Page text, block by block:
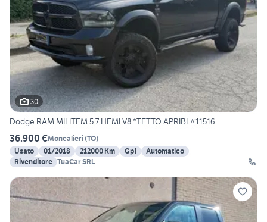
30
Dodge RAM MILITEM 5.7 HEMI V8 *TETTO APRIBI #11516
36.900 €Moncalieri(TO)
Usato
01/2018 212000 Km Gpl
Automatico
Rivenditore TuaCar SRL